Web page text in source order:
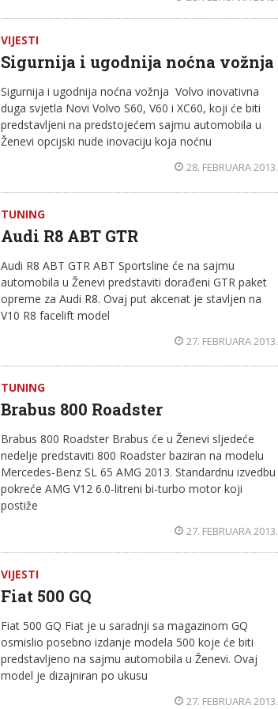
VIJESTI
Sigurnija i ugodnija noćna vožnja
Sigurnija i ugodnija noćna vožnja Volvo inovativna
duga svjetla Novi Volvo S60, V60 i XC60, koji će biti
predstavljeni na predstojećem sajmu automobila u
Ženevi opcijski nude inovaciju koja noćnu
28. FEBRUARA 2013.
TUNING
Audi R8 ABT GTR
Audi R8 ABT GTR ABT Sportsline će na sajmu
automobila u Ženevi predstaviti dorađeni GTR paket
opreme za Audi R8. Ovaj put akcenat je stavljen na
V10 R8 facelift model
27. FEBRUARA 2013.
TUNING
Brabus 800 Roadster
Brabus 800 Roadster Brabus će u Ženevi sljedeće
nedelje predstaviti 800 Roadster baziran na modelu
Mercedes-Benz SL 65 AMG 2013. Standardnu izvedbu
pokreće AMG V12 6.0-litreni bi-turbo motor koji
postiže
27. FEBRUARA 2013.
VIJESTI
Fiat 500 GQ
Fiat 500 GQ Fiat je u saradnji sa magazinom GQ
osmislio posebno izdanje modela 500 koje će biti
predstavljeno na sajmu automobila u Ženevi. Ovaj
model je dizajniran po ukusu
27. FEBRUARA 2013.